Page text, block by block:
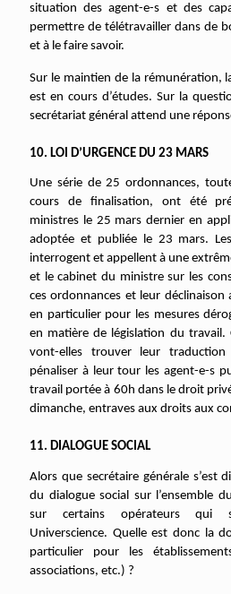
situation des agent-e-s et des
permettre de télétravailler dans de
et à le faire savoir.
Sur le maintien de la rémunération,
est en cours d’études. Sur la
secrétariat général attend une
10. LOI D’URGENCE DU 23 MARS
Une série de 25 ordonnances,
cours de finalisation, ont été
ministres le 25 mars dernier en
adoptée et publiée le 23 mars.
interrogent et appellent à une
et le cabinet du ministre sur les
ces ordonnances et leur
en particulier pour les mesures
en matière de législation du travail.
vont-elles trouver leur
pénaliser à leur tour les agent-e-s
travail portée à 60h dans le droit
dimanche, entraves aux droits aux
11. DIALOGUE SOCIAL
Alors que secrétaire générale s’est
du dialogue social sur l’ensemble
sur certains opérateurs qui
Universcience. Quelle est donc la
particulier pour les
associations, etc.) ?